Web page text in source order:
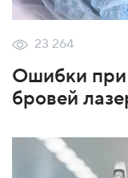
23 264
Ошибки при
бровей